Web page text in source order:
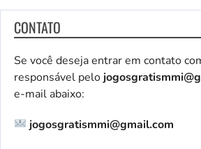
CONTATO
Se você deseja entrar em contato
responsável pelo
e-mail abaixo:
jogosgratismmi@gmail.com